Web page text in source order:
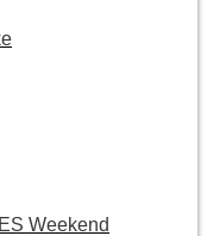
Weekend